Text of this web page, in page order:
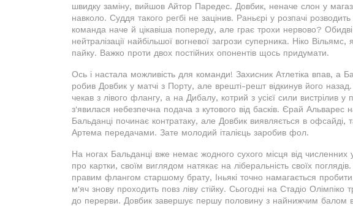
швидку заміну, вийшов Айтор Паредес. Довбик, неначе слон у
навколо. Суддя такого регбі не зацінив. Раньєрі у розпачі
команда наче й цікавіша попереду, але грає трохи нервово?
нейтралізації найбільшої вогневої загрози суперника. Ніко
пайку. Важко проти двох постійних опонентів щось придумати.
Ось і настала можливість для команди! Захисник Атлетіка впав, а
робив Довбик у матчі з Порту, але врешті-решт відкинув його
чекав з лівого флангу, а на Дибалу, котрий з усієї сили вистрілив
з'явилася небезпечна подача з кутового від басків. Єрай Альварес
Бальданці починає контратаку, але Довбик виявляється в
Артема передачами. Зате молодий італієць заробив фол.
На ногах Бальданці вже немає жодного сухого місця від
про картки, своїм виглядом натякає на ліберальність своїх
правим флангом старшому брату, Іньякі точно намагається
м'яч знову проходить повз ліву стійку. Сьогодні на Стадіо Олімпіко
до перерви. Довбик завершує першу половину з найнижчим балом